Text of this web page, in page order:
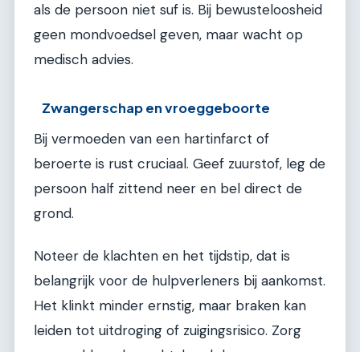
als de persoon niet suf is. Bij bewusteloosheid
geen mondvoedsel geven, maar wacht op
medisch advies.
Zwangerschap en vroeggeboorte
Bij vermoeden van een hartinfarct of
beroerte is rust cruciaal. Geef zuurstof, leg de
persoon half zittend neer en bel direct de
grond.
Noteer de klachten en het tijdstip, dat is
belangrijk voor de hulpverleners bij aankomst.
Het klinkt minder ernstig, maar braken kan
leiden tot uitdroging of zuigingsrisico. Zorg